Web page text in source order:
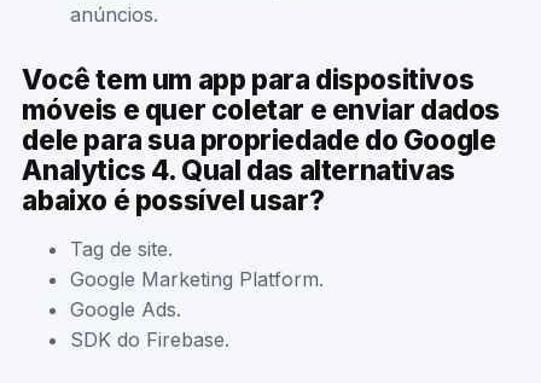
anúncios.
Você tem um app para dispositivos
móveis e quer coletar e enviar dados
dele para sua propriedade do Google
Analytics 4. Qual das alternativas
abaixo é possível usar?
Tag de site.
Google Marketing Platform.
Google Ads.
SDK do Firebase.